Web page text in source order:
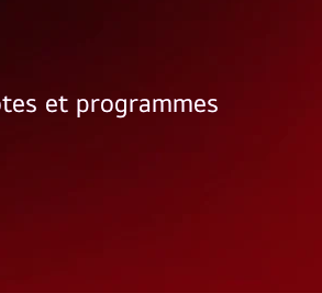
et programmes